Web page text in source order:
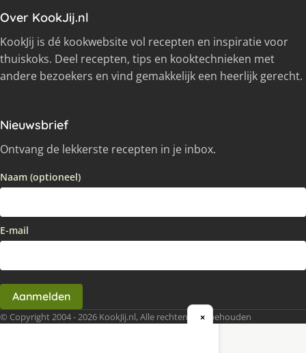
Over KookJij.nl
KookJij is dé kookwebsite vol recepten en inspiratie voor
thuiskoks. Deel recepten, tips en kooktechnieken met
andere bezoekers en vind gemakkelijk een heerlijk gerecht.
Nieuwsbrief
Ontvang de lekkerste recepten in je inbox.
Naam (optioneel)
E-mail
Aanmelden
© Copyright 2004 - 2026 KookJij.nl, Alle rechten voorbehouden
×